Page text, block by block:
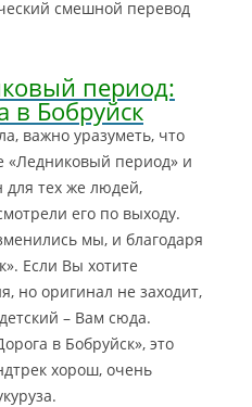
смешной перевод
период:
в Бобруйск
важно уразуметь, что
«Ледниковый период» и
для тех же людей,
его по выходу.
мы, и благодаря
Если Вы хотите
но оригинал не заходит,
– Вам сюда.
в Бобруйск», это
хорош, очень